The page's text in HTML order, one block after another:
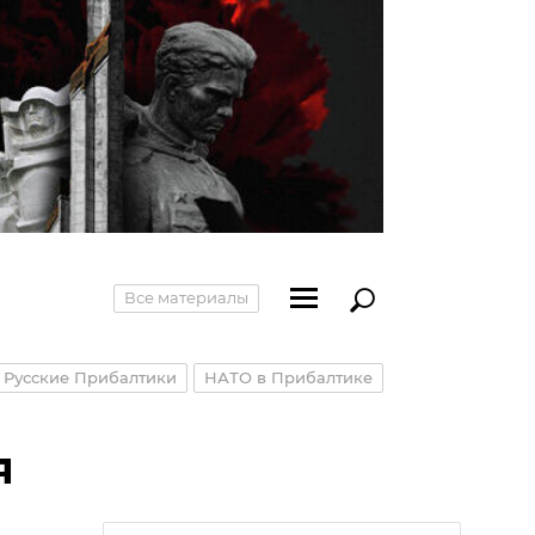
Все материалы
Русские Прибалтики НАТО в Прибалтике